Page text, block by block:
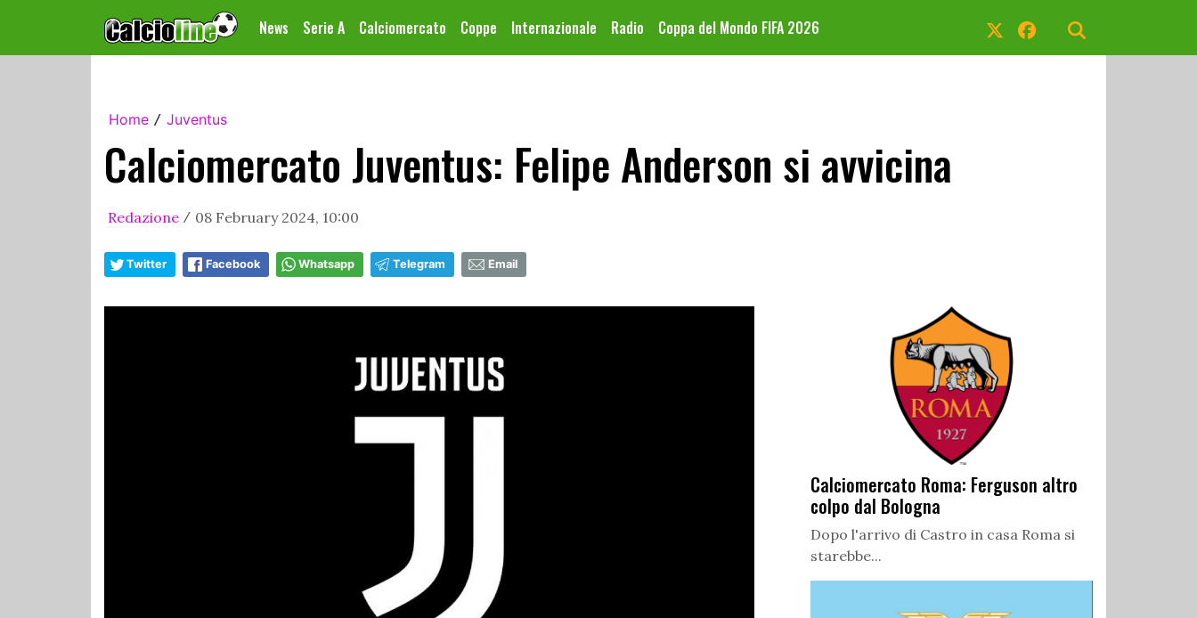
News Serie A Calciomercato Coppe Internazionale Radio Coppa del Mondo FIFA 2026
Home / Juventus
Calciomercato Juventus: Felipe Anderson si avvicina
Redazione / 08 February 2024, 10:00
Twitter Facebook Whatsapp Telegram Email
Calciomercato Roma: Ferguson altro
colpo dal Bologna
Dopo l'arrivo di Castro in casa Roma si
starebbe...